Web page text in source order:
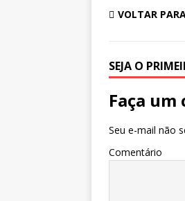
VOLTAR
SEJA O
Faça
Seu e-mail não
Comentário